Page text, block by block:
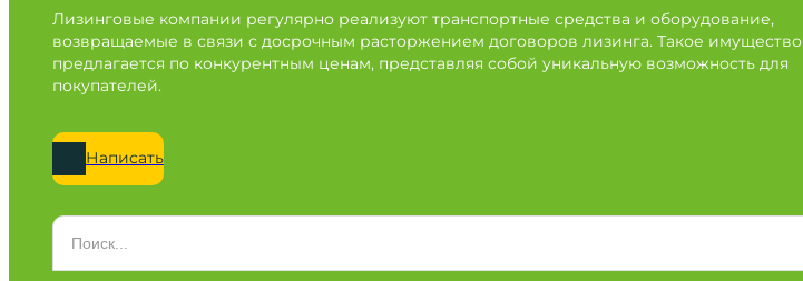
Лизинговые компании регулярно реализуют транспортные средства и оборудование,
возвращаемые в связи с досрочным расторжением договоров лизинга. Такое имущество
предлагается по конкурентным ценам, представляя собой уникальную возможность для
покупателей.
Написать